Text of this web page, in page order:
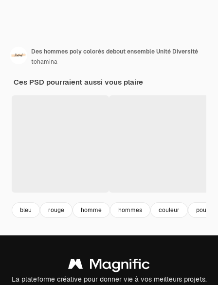
Des hommes poly colorés debout ensemble Unité Diversité
tohamina
Ces PSD pourraient aussi vous plaire
bleu rouge homme hommes couleur pourpre
La plateforme créative pour donner vie à vos meilleurs projets.